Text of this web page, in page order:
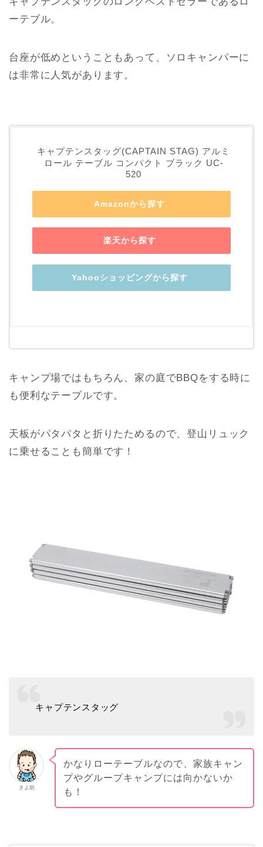
ーテブル。
台座が低めということもあって、ソロキャンパーに
は非常に人気があります。
キャプテンスタッグ(CAPTAIN STAG) アルミ
ロール テーブル コンパクト ブラック UC-
520
Amazonから探す
楽天から探す
Yahooショッピングから探す
キャンプ場ではもちろん、家の庭でBBQをする時に
も便利なテーブルです。
天板がパタパタと折りたためるので、登山リュック
に乗せることも簡単です！
キャプテンスタッグ
きよ助
かなりローテーブルなので、家族キャン
プやグループキャンプには向かないか
も！